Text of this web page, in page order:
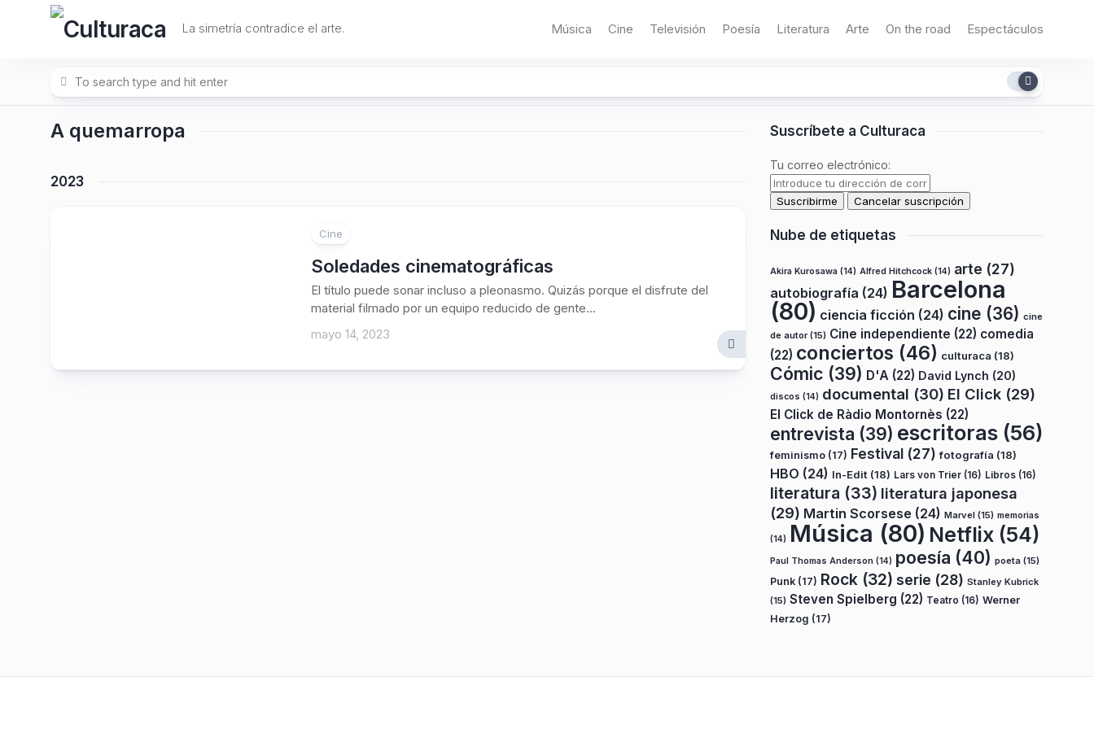
La simetría contradice el arte. Música Cine Televisión Poesía Literatura Arte On the road Espectáculos
A quemarropa
2023
Cine
Soledades cinematográficas
El título puede sonar incluso a pleonasmo. Quizás porque el disfrute del
material filmado por un equipo reducido de gente...
mayo 14, 2023
Suscríbete a Culturaca
Tu correo electrónico:
Nube de etiquetas
Akira Kurosawa (14) Alfred Hitchcock (14) arte (27)
autobiografía (24) Barcelona
(80) ciencia ficción (24) cine (36) cine
de autor(15) Cine independiente (22) comedia
(22) conciertos (46) culturaca (18)
Cómic (39) D'A (22) David Lynch (20)
discos (14) documental (30) El Click (29)
El Click de Ràdio Montornès (22)
entrevista (39) escritoras (56)
feminismo (17) Festival (27) fotografía (18)
HBO (24) In-Edit (18) Lars von Trier (16) Libros (16)
literatura (33) literatura japonesa
(29) Martin Scorsese (24) Marvel (15) memorias
(14) Música (80) Netflix (54)
Paul Thomas Anderson (14) poesía (40) poeta (15)
Punk (17) Rock (32) serie (28) Stanley Kubrick
(15) Steven Spielberg (22) Teatro (16) Werner
Herzog (17)